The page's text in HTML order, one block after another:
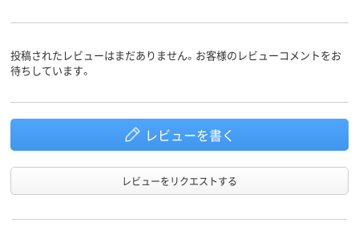
投稿されたレビューはまだありません。お客様のレビューコメントをお
待ちしています。
レビューを書く
レビューをリクエストする